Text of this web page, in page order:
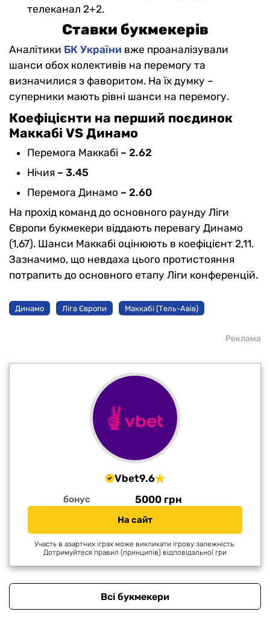
телеканал 2+2.
Ставки букмекерів
Аналітики БК України вже проаналізували
шанси обох колективів на перемогу та
визначилися з фаворитом. На їх думку –
суперники мають рівні шанси на перемогу.
Коефіцієнти на перший поєдинок
Маккабі VS Динамо
Перемога Маккабі – 2.62
Нічия – 3.45
Перемога Динамо – 2.60
На прохід команд до основного раунду Ліги
Європи букмекери віддають перевагу Динамо
(1,67). Шанси Маккабі оцінюють в коефіцієнт 2,11.
Зазначимо, що невдаха цього протистояння
потрапить до основного етапу Ліги конференцій.
Динамо Ліга Європи Маккабі (Тель-Авів)
Реклама
Vbet9.6
бонус 5000 грн
На сайт
Участь в азартних іграх може викликати ігрову залежність.
Дотримуйтеся правил (принципів) відповідальної гри
Всі букмекери